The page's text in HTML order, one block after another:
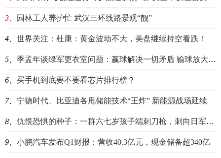
3、 园林工人养护忙 武汉三环线路景观“靓”
4、 世界关注：杜康：黄金波动不大，美盘继续持空看跌！
5、 季孟年谈绿军更衣室问题：赢球解决一切矛盾 输球放大所有问题
6、 买手机到底要不要看芯片排行榜？
7、 宁德时代、比亚迪各甩储能技术“王炸” 新能源战场延续
8、 仇恨恐惧的种子：一群六七岁孩子端刺刀枪，刺向日军服装的稻草人
9、 小鹏汽车发布Q1财报：营收40.3亿元，现金储备超340亿